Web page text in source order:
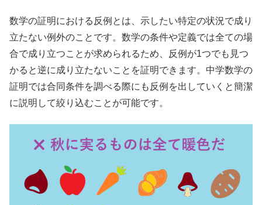
数学の証明における反例とは、示したい特定の状況で成り
立たない例外のことです。数学の条件や定義では全ての場
合で成り立つことが求められるため、反例が1つでも見つ
かると逆に成り立たないことを証明できます。中学数学の
証明では合同条件を調べる際にも反例を出していくと簡潔
に説明して絞り込むことが可能です。